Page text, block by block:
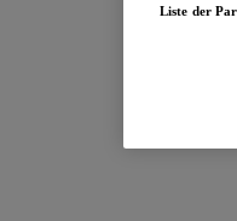
Liste der